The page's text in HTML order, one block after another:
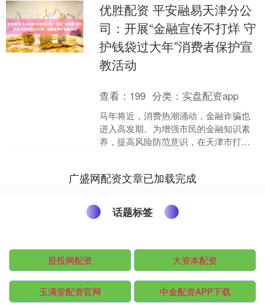
优胜配资 平安融易天津分公
司：开展“金融宣传不打烊 守
护钱袋过大年”消费者保护宣
教活动
查看： 199 分类： 实盘配资app
马年将近，消费热潮涌动，金融诈骗也
进入高发期。为增强市民的金融知识素
养，提高风险防范意识，在天津市打非
广盛网配资文章已加载完成
话题标签
股投网配资 大资本配资
玉满堂配资官网 中金配资APP下载